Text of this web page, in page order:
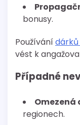
bonusy.
Používání
vést k
Případné
regionech.